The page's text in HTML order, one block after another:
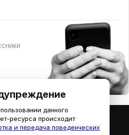
данного
ресурса происходит
и передача поведенческих